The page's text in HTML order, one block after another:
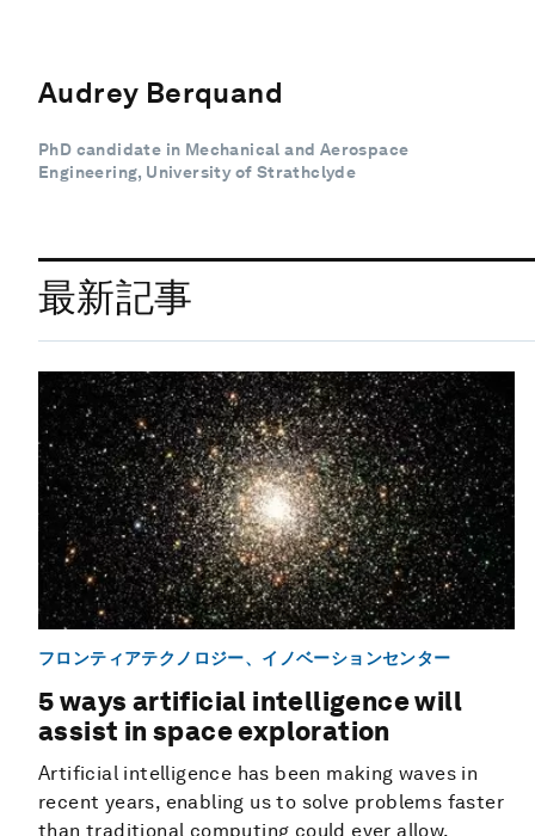
Audrey Berquand
PhD candidate in Mechanical and Aerospace
Engineering, University of Strathclyde
最新記事
フロンティアテクノロジー、イノベーションセンター
5 ways artificial intelligence will
assist in space exploration
Artificial intelligence has been making waves in
recent years, enabling us to solve problems faster
than traditional computing could ever allow.